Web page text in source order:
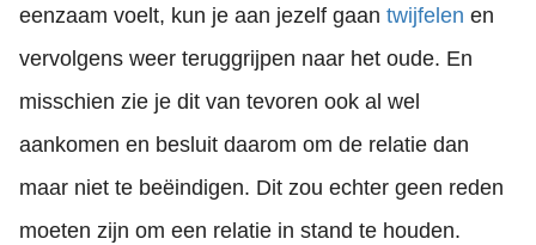
eenzaam voelt, kun je aan jezelf gaan twijfelen en
vervolgens weer teruggrijpen naar het oude. En
misschien zie je dit van tevoren ook al wel
aankomen en besluit daarom om de relatie dan
maar niet te beëindigen. Dit zou echter geen reden
moeten zijn om een relatie in stand te houden.